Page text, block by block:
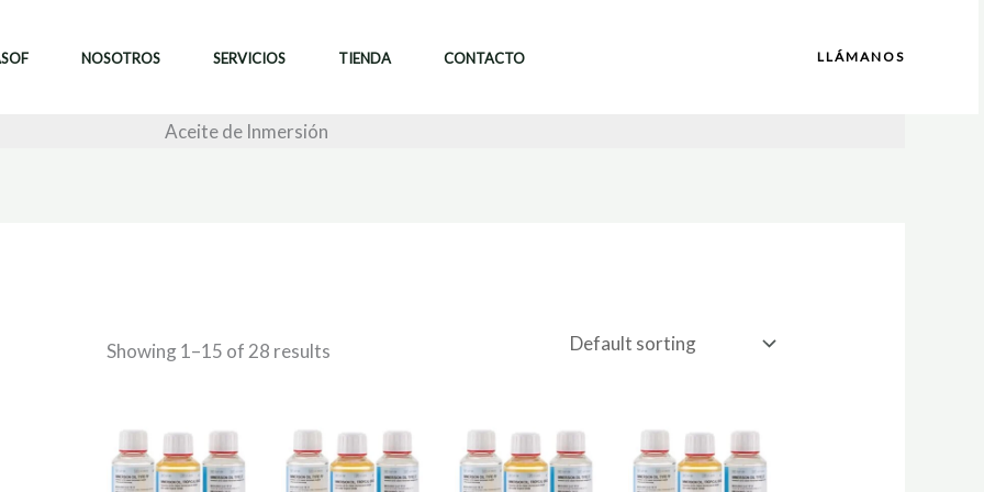
NOSOTROS SERVICIOS TIENDA CONTACTO LLÁMANOS
Aceite de Inmersión
Showing 1–15 of 28 results